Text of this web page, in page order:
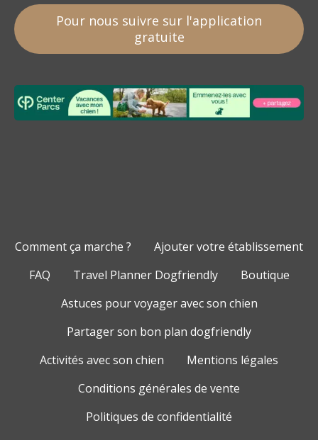
Pour nous suivre sur l'application
gratuite
Comment ça marche ?
Ajouter votre établissement
FAQ
Travel Planner Dogfriendly
Boutique
Astuces pour voyager avec son chien
Partager son bon plan dogfriendly
Activités avec son chien
Mentions légales
Conditions générales de vente
Politiques de confidentialité